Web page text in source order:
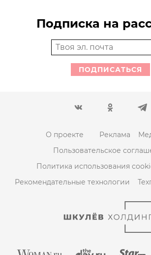
Подписка на
ПОДПИСАТЬСЯ
О проекте Реклама
Пользовательское
Политика использования
Рекомендательные технологии